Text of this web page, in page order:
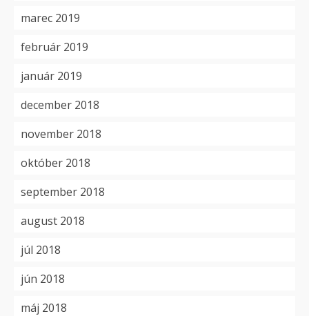
marec 2019
február 2019
január 2019
december 2018
november 2018
október 2018
september 2018
august 2018
júl 2018
jún 2018
máj 2018